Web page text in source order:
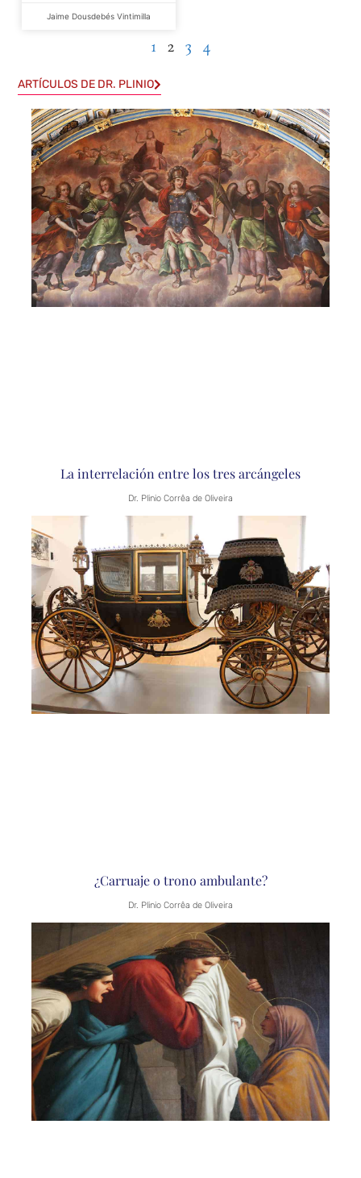
Jaime Dousdebés Vintimilla
1 2 3 4
ARTÍCULOS DE DR. PLINIO
La interrelación entre los tres arcángeles
Dr. Plinio Corrêa de Oliveira
¿Carruaje o trono ambulante?
Dr. Plinio Corrêa de Oliveira